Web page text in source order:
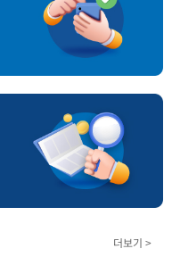
더보기 >